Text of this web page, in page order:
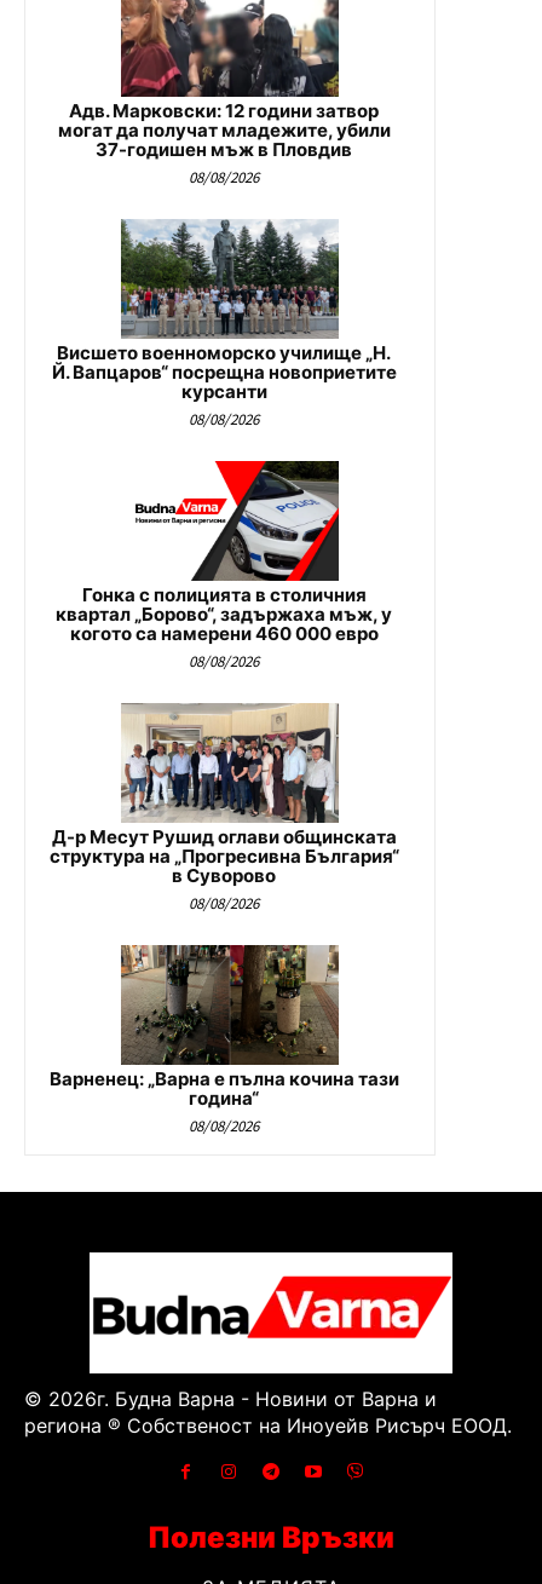
Адв. Марковски: 12 години затвор
могат да получат младежите, убили
37-годишен мъж в Пловдив
08/08/2026
Висшето военноморско училище „Н.
Й. Вапцаров“ посрещна новоприетите
курсанти
08/08/2026
Гонка с полицията в столичния
квартал „Борово“, задържаха мъж, у
когото са намерени 460 000 евро
08/08/2026
Д-р Месут Рушид оглави общинската
структура на „Прогресивна България“
в Суворово
08/08/2026
Варненец: „Варна е пълна кочина тази
година“
08/08/2026
© 2026г. Будна Варна - Новини от Варна и
региона ® Собственост на Иноуейв Рисърч ЕООД.
Полезни Връзки